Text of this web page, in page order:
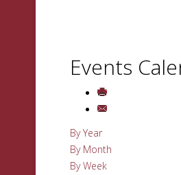
Events
By Year
By Month
By Week